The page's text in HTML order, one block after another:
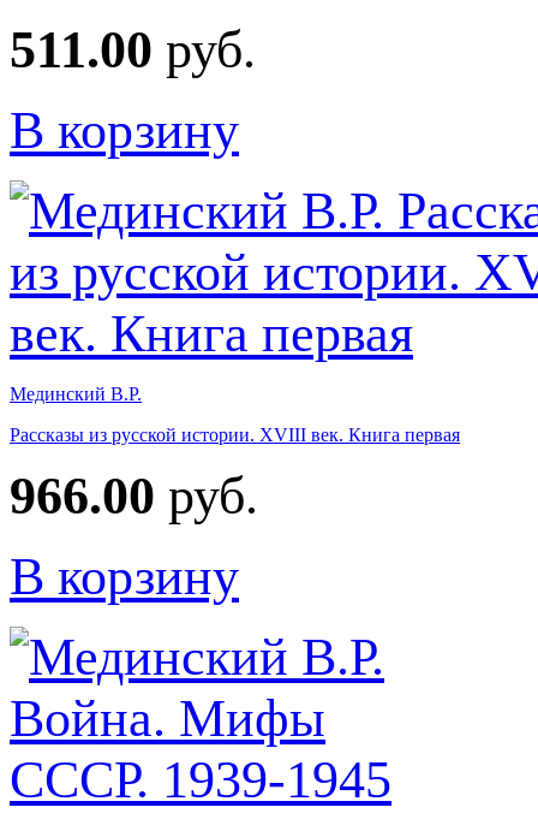
511.00 руб.
В корзину
Мединский В.Р.
Рассказы из русской истории. XVIII век. Книга первая
966.00 руб.
В корзину